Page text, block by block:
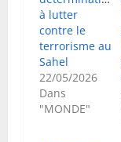
à lutter
contre le
terrorisme au
Sahel
22/05/2026
Dans
"MONDE"